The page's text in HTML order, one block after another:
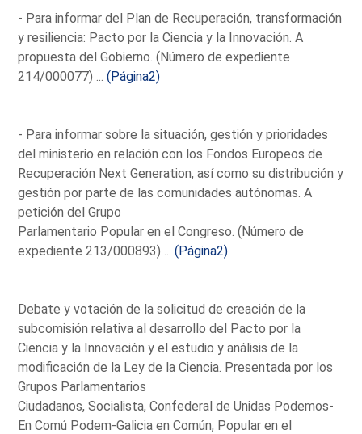
- Para informar del Plan de Recuperación, transformación
y resiliencia: Pacto por la Ciencia y la Innovación. A
propuesta del Gobierno. (Número de expediente
214/000077) ...(Página2)
- Para informar sobre la situación, gestión y prioridades
del ministerio en relación con los Fondos Europeos de
Recuperación Next Generation, así como su distribución y
gestión por parte de las comunidades autónomas. A
petición del Grupo
Parlamentario Popular en el Congreso. (Número de
expediente 213/000893) ...(Página2)
Debate y votación de la solicitud de creación de la
subcomisión relativa al desarrollo del Pacto por la
Ciencia y la Innovación y el estudio y análisis de la
modificación de la Ley de la Ciencia. Presentada por los
Grupos Parlamentarios
Ciudadanos, Socialista, Confederal de Unidas Podemos-
En Comú Podem-Galicia en Común, Popular en el